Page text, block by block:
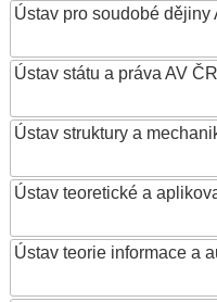
Ústav pro soudobé dějiny
Ústav státu a práva AV ČR
Ústav struktury a
Ústav teoretické a
Ústav teorie informace a